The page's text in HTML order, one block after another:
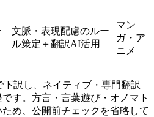
文脈・表現配慮のルー
ル策定＋翻訳AI活用
マン
ガ・ア
ニメ
訳し、ネイティブ・専門翻訳
す。方言・言葉遊び・オノマト
め、公開前チェックを省略して